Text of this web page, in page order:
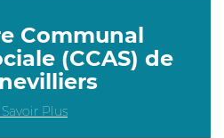
Communal
(CCAS) de
Plus